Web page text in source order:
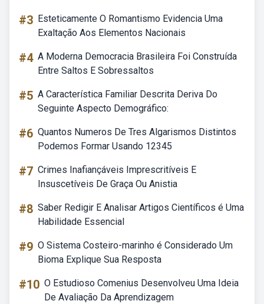
#3 Esteticamente O Romantismo Evidencia Uma
Exaltação Aos Elementos Nacionais
#4 A Moderna Democracia Brasileira Foi Construída
Entre Saltos E Sobressaltos
#5 A Característica Familiar Descrita Deriva Do
Seguinte Aspecto Demográfico:
#6 Quantos Numeros De Tres Algarismos Distintos
Podemos Formar Usando 12345
#7 Crimes Inafiançáveis Imprescritíveis E
Insuscetíveis De Graça Ou Anistia
#8 Saber Redigir E Analisar Artigos Científicos é Uma
Habilidade Essencial
#9 O Sistema Costeiro-marinho é Considerado Um
Bioma Explique Sua Resposta
#10 O Estudioso Comenius Desenvolveu Uma Ideia
De Avaliação Da Aprendizagem